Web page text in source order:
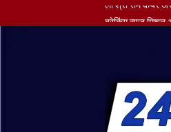
ब्रेकिंग न्यूज़ मिशन
ब्रेकिंग न्यूज़ नगर
लो श्री राम केयर